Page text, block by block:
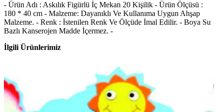
- Ürün Adı : Askılık Figürlü İç Mekan 20 Kişilik - Ürün Ölçüsü :
180 * 40 cm - Malzeme: Dayanıklı Ve Kullanıma Uygun Ahşap
Malzeme. - Renk : İstenilen Renk Ve Ölçüde İmal Edilir. - Boya Su
Bazlı Kanserojen Madde İçermez. -
İlgili Ürünlerimiz